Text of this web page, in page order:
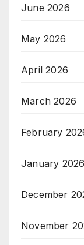
June 2026
May 2026
April 2026
March 2026
February
January 2026
December
November